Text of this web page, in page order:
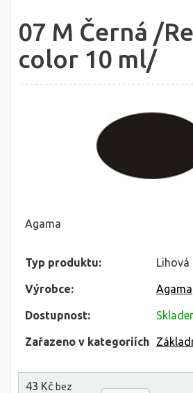
07 M Černá /
color 10 ml/
Agama
Typ produktu: Lihová
Výrobce: Agama
Dostupnost:
Zařazeno v kategoriích
43 Kč bez